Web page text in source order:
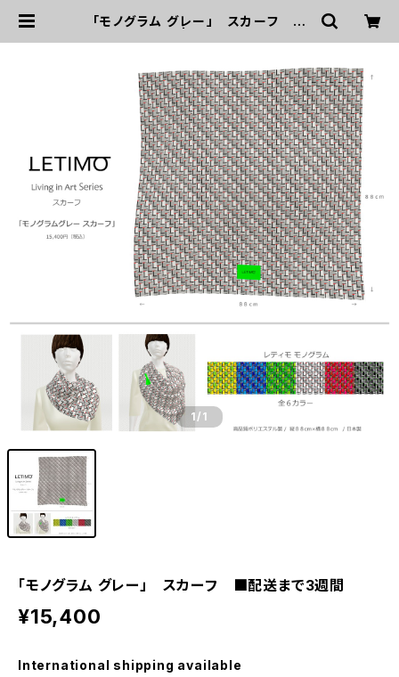
「モノグラム グレー」 スカーフ ■
1/1
「モノグラム グレー」 スカーフ ■配送まで3週間
¥15,400
International shipping available